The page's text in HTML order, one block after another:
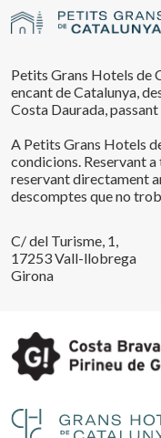
Petits Grans Hotels de
encant de Catalunya,
Costa Daurada,
A Petits Grans Hotels
condicions. Reservant
reservant directament
descomptes que no
C/ del Turisme, 1,
17253 Vall-llobrega
Girona